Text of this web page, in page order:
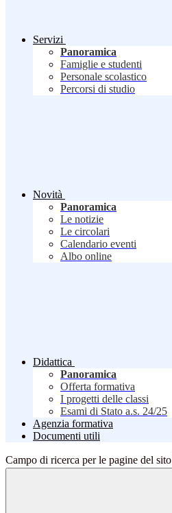
Servizi
Panoramica
Famiglie e studenti
Personale scolastico
Percorsi di studio
Novità
Panoramica
Le notizie
Le circolari
Calendario eventi
Albo online
Didattica
Panoramica
Offerta formativa
I progetti delle classi
Esami di Stato a.s. 24/25
Agenzia formativa
Documenti utili
Campo di ricerca per le pagine del sito